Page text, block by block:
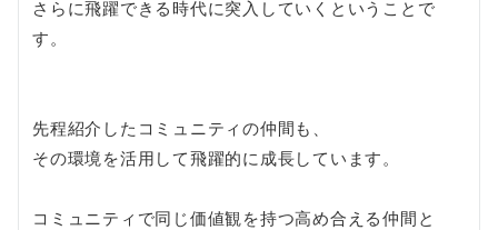
さらに飛躍できる時代に突入していくということで
す。
先程紹介したコミュニティの仲間も、
その環境を活用して飛躍的に成長しています。
コミュニティで同じ価値観を持つ高め合える仲間と